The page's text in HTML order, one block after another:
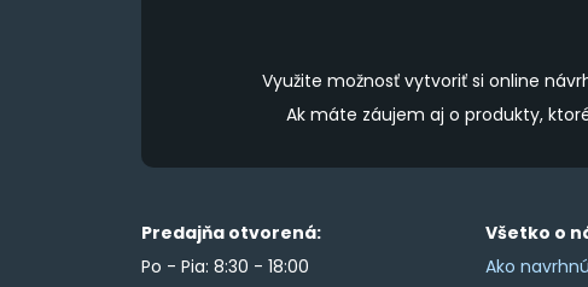
Využite možnosť vytvoriť si online
Ak máte záujem aj o produkty,
Predajňa otvorená:
Po - Pia: 8:30 - 18:00
Všetko o
Ako